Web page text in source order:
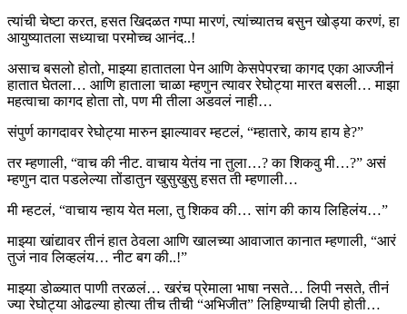
त्यांची चेष्टा करत, हसत खिदळत गप्पा मारणं, त्यांच्यातच बसुन खोड्या करणं, हा
आयुष्यातला सध्याचा परमोच्च आनंद..!
असाच बसलो होतो, माझ्या हातातला पेन आणि केसपेपरचा कागद एका आज्जीनं
हातात घेतला… आणि हाताला चाळा म्हणुन त्यावर रेघोट्या मारत बसली… माझा
महत्वाचा कागद होता तो, पण मी तीला अडवलं नाही…
संपुर्ण कागदावर रेघोट्या मारुन झाल्यावर म्हटलं, “म्हातारे, काय हाय हे?”
तर म्हणाली, “वाच की नीट. वाचाय येतंय ना तुला…? का शिकवु मी…?” असं
म्हणुन दात पडलेल्या तोंडातुन खुसुखुसु हसत ती म्हणाली…
मी म्हटलं, “वाचाय न्हाय येत मला, तु शिकव की… सांग की काय लिहिलंय…”
माझ्या खांद्यावर तीनं हात ठेवला आणि खालच्या आवाजात कानात म्हणाली, “आरं
तुजं नाव लिव्हलंय… नीट बग की..!”
माझ्या डोळ्यात पाणी तरळलं… खरंच प्रेमाला भाषा नसते… लिपी नसते, तीनं
ज्या रेघोट्या ओढल्या होत्या तीच तीची “अभिजीत” लिहिण्याची लिपी होती…